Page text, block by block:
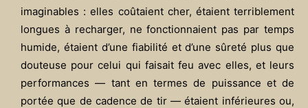
imaginables : elles coûtaient cher, étaient terriblement
longues à recharger, ne fonctionnaient pas par temps
humide, étaient d’une fiabilité et d’une sûreté plus que
douteuse pour celui qui faisait feu avec elles, et leurs
performances — tant en termes de puissance et de
portée que de cadence de tir — étaient inférieures ou,